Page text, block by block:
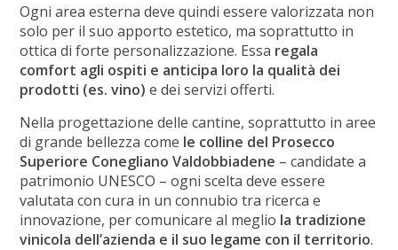
Ogni area esterna deve quindi essere valorizzata non
solo per il suo apporto estetico, ma soprattutto in
ottica di forte personalizzazione. Essa regala
comfort agli ospiti e anticipa loro la qualità dei
prodotti (es. vino) e dei servizi offerti.
Nella progettazione delle cantine, soprattutto in aree
di grande bellezza come le colline del Prosecco
Superiore Conegliano Valdobbiadene – candidate a
patrimonio UNESCO – ogni scelta deve essere
valutata con cura in un connubio tra ricerca e
innovazione, per comunicare al meglio la tradizione
vinicola dell’azienda e il suo legame con il territorio.